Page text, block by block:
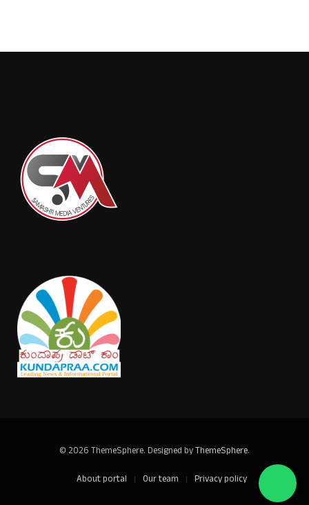
© 2026 ThemeSphere. Designed byThemeSphere.
About portal
Our team Privacy policy